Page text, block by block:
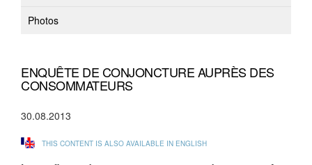
Photos
ENQUÊTE DE CONJONCTURE AUPRÈS DES
CONSOMMATEURS
30.08.2013
THIS CONTENT IS ALSO AVAILABLE IN ENGLISH